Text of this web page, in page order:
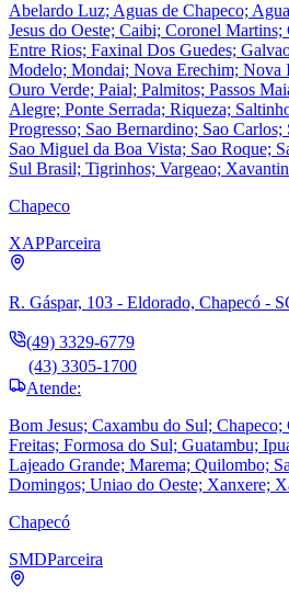
Abelardo Luz; Aguas de Chapeco;
Jesus do Oeste; Caibi; Coronel Martins;
Entre Rios; Faxinal Dos Guedes;
Modelo; Mondai; Nova Erechim; Nova
Ouro Verde; Paial; Palmitos; Passos
Alegre; Ponte Serrada; Riqueza;
Progresso; Sao Bernardino; Sao
Sao Miguel da Boa Vista; Sao Roque;
Sul Brasil; Tigrinhos; Vargeao;
Chapeco
XAPParceira
R. Gáspar, 103 - Eldorado, Chapecó -
(49) 3329-6779
(43) 3305-1700
Atende:
Bom Jesus; Caxambu do Sul;
Freitas; Formosa do Sul; Guatambu;
Lajeado Grande; Marema; Quilombo;
Domingos; Uniao do Oeste; Xanxere;
Chapecó
SMDParceira